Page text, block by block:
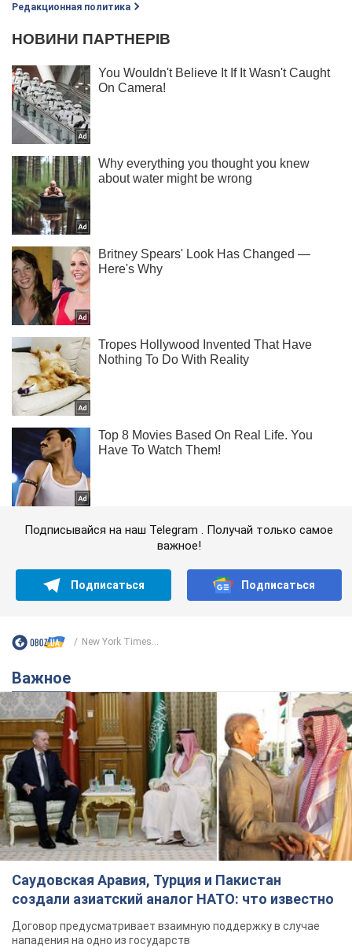
Редакционная политика
Подписывайся на наш Telegram . Получай только самое
важное!
Подписаться Подписаться
New York Times...
Важное
Саудовская Аравия, Турция и Пакистан
создали азиатский аналог НАТО: что известно
Договор предусматривает взаимную поддержку в случае
нападения на одно из государств